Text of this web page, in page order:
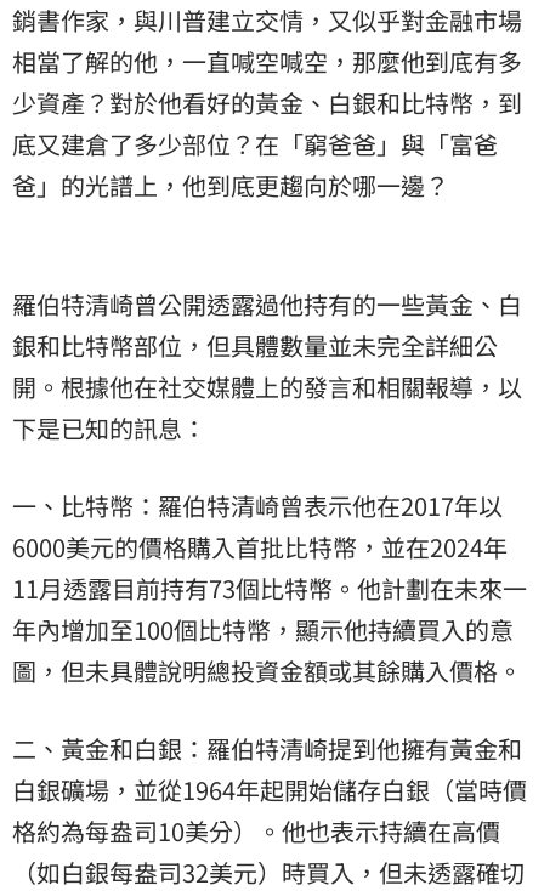
銷書作家，與川普建立交情，又似乎對金融市場
相當了解的他，一直喊空喊空，那麼他到底有多
少資產？對於他看好的黃金、白銀和比特幣，到
底又建倉了多少部位？在「窮爸爸」與「富爸
爸」的光譜上，他到底更趨向於哪一邊？
羅伯特清崎曾公開透露過他持有的一些黃金、白
銀和比特幣部位，但具體數量並未完全詳細公
開。根據他在社交媒體上的發言和相關報導，以
下是已知的訊息：
一、比特幣：羅伯特清崎曾表示他在2017年以
6000美元的價格購入首批比特幣，並在2024年
11月透露目前持有73個比特幣。他計劃在未來一
年內增加至100個比特幣，顯示他持續買入的意
圖，但未具體說明總投資金額或其餘購入價格。
二、黃金和白銀：羅伯特清崎提到他擁有黃金和
白銀礦場，並從1964年起開始儲存白銀（當時價
格約為每盎司10美分）。他也表示持續在高價
（如白銀每盎司32美元）時買入，但未透露確切